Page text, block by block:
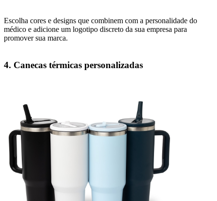
Escolha cores e designs que combinem com a personalidade do
médico e adicione um logotipo discreto da sua empresa para
promover sua marca.
4. Canecas térmicas personalizadas